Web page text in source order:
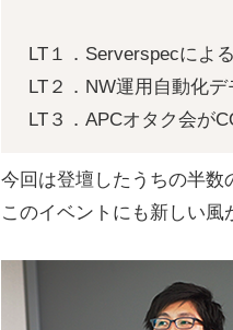
LT１．Serverspecによ
LT２．NW運用自動化
LT３．APCオタク会が
今回は登壇したうちの半数
このイベントにも新しい風